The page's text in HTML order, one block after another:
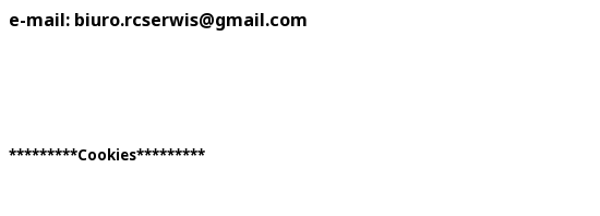
e-mail: biuro.rcserwis@gmail.com
*********Cookies*********